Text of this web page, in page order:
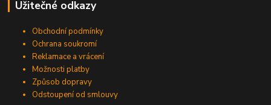
Užitečné odkazy
Obchodní podmínky
Ochrana soukromí
Reklamace a vrácení
Možnosti platby
Způsob dopravy
Odstoupení od smlouvy